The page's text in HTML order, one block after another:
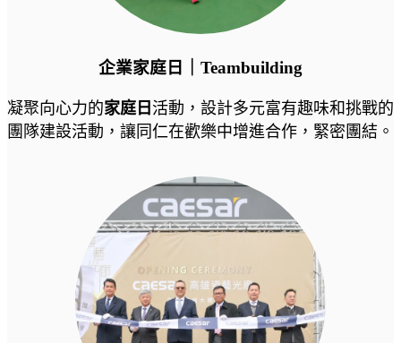
企業家庭日｜Teambuilding
凝聚向心力的家庭日 活動，設計多元富有趣味和挑戰的
團隊建設活動，讓同仁在歡樂中增進合作，緊密團結。